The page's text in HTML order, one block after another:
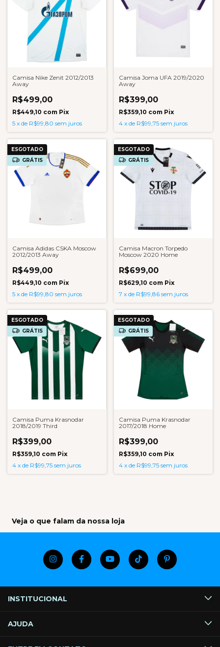
Camisa Nike Zenit 2012/2013
Away
R$499,00
R$449,10 com Pix
5 x de R$99,80 sem juros
Camisa Joma UFA 2019/2020
Away
R$399,00
R$359,10 com Pix
4 x de R$99,75 sem juros
ESGOTADO
GRÁTIS
Camisa Adidas CSKA Moscow
2012/2013 Away
R$499,00
R$449,10 com Pix
5 x de R$99,80 sem juros
ESGOTADO
GRÁTIS
Camisa Macron Torpedo
Moscow 2020 Home
R$699,00
R$629,10 com Pix
7 x de R$99,86 sem juros
ESGOTADO
GRÁTIS
Camisa Puma Krasnodar
2018/2019 Third
R$399,00
R$359,10 com Pix
4 x de R$99,75 sem juros
ESGOTADO
GRÁTIS
Camisa Puma Krasnodar
2017/2018 Home
R$399,00
R$359,10 com Pix
4 x de R$99,75 sem juros
Veja o que falam da nossa loja
INSTITUCIONAL
AJUDA